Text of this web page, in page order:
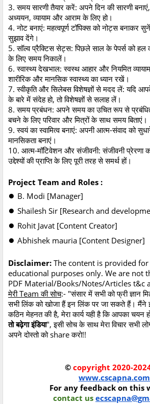
3. समय सारणी तैयार करें: अपने दिन की सारणी
अध्ययन, व्यायाम और आराम के लिए हो।
4. नोट बनाएं: महत्वपूर्ण टॉपिक्स को नोट्स बनाकर
सुझाव देंगे।
5. सॉल्व प्रैक्टिस सेट्स: पिछले साल के पेपर्स को
के लिए समय निकालें।
6. स्वास्थ्य देखभाल: स्वस्थ आहार और नियमित
शारीरिक और मानसिक स्वास्थ्य का ध्यान रखें।
7. स्वीकृति और सिलेबस विशेषज्ञों से मदद लें: यदि
के बारे में संदेह हो, तो विशेषज्ञों से सलाह लें।
8. समय प्रबंधन: अपने समय का उचित रूप से
बचने के लिए परिवार और मित्रों के साथ समय बिताएं।
9. स्वयं का स्वामित्व बनाएं: अपनी आत्म-संवाद को
मानसिकता बनाएं।
10. आत्म-मॉटिवेशन और संजीवनी: संजीवनी प्रेरणा
उद्देश्यों की प्राप्ति के लिए पूरी तरह से समर्थ हों।
Project Team and Roles :
● B. Modi [Manager]
● Shailesh Sir [Research and
● Rohit Javat [Content Creator]
● Abhishek mauria [Content Designer]
Disclaimer: The content is provided
educational purposes only. We are not
PDF Material/Books/Notes/Articles t&c
मेरी Team की सोच:- "संसार में सभी को फ्री ज्ञान
सभी लिंक को खोजा हैं इन लिंक पर जा सकते हैं। मैंने
कठिन मेहनत की है, मेरा कार्य यही है कि आपका चयन
तो बढ़ेगा इंडिया", इसी सोच के साथ मेरा विचार सभी
अपने दोस्तो को share करो!!
© copyright 2020-
www.cscapna.com
For any feedback on this
contact us